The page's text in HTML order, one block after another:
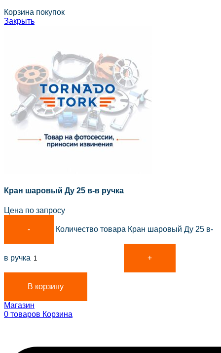
Корзина покупок
Закрыть
Кран шаровый Ду 25 в-в ручка
Цена по запросу
Количество товара Кран шаровый Ду 25 в-
в ручка
В корзину
Магазин
0 товаров Корзина